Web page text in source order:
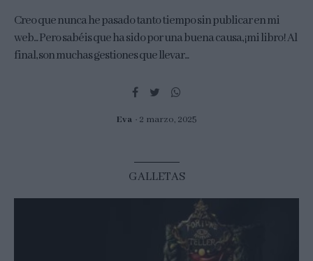
Creo que nunca he pasado tanto tiempo sin publicar en mi
web... Pero sabéis que ha sido por una buena causa, ¡mi libro! Al
final, son muchas gestiones que llevar...
Eva 2 marzo, 2025
GALLETAS